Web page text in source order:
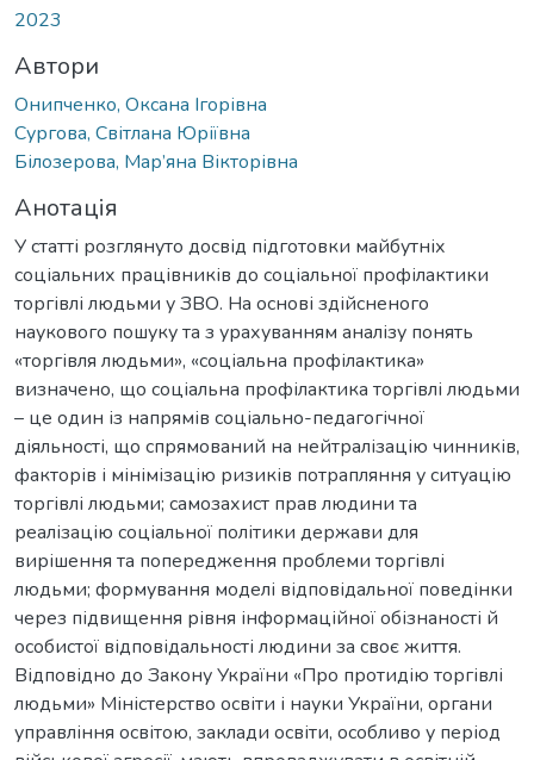
2023
Автори
Онипченко, Оксана Ігорівна
Сургова, Світлана Юріївна
Білозерова, Мар’яна Вікторівна
Анотація
У статті розглянуто досвід підготовки майбутніх
соціальних працівників до соціальної профілактики
торгівлі людьми у ЗВО. На основі здійсненого
наукового пошуку та з урахуванням аналізу понять
«торгівля людьми», «соціальна профілактика»
визначено, що соціальна профілактика торгівлі людьми
– це один із напрямів соціально-педагогічної
діяльності, що спрямований на нейтралізацію чинників,
факторів і мінімізацію ризиків потрапляння у ситуацію
торгівлі людьми; самозахист прав людини та
реалізацію соціальної політики держави для
вирішення та попередження проблеми торгівлі
людьми; формування моделі відповідальної поведінки
через підвищення рівня інформаційної обізнаності й
особистої відповідальності людини за своє життя.
Відповідно до Закону України «Про протидію торгівлі
людьми» Міністерство освіти і науки України, органи
управління освітою, заклади освіти, особливо у період